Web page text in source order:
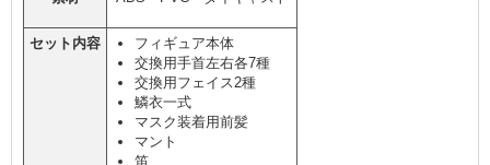
セット内容
フィギュア本体
交換用手首左右各7種
交換用フェイス2種
鱗衣一式
マスク装着用前髪
マント
笛